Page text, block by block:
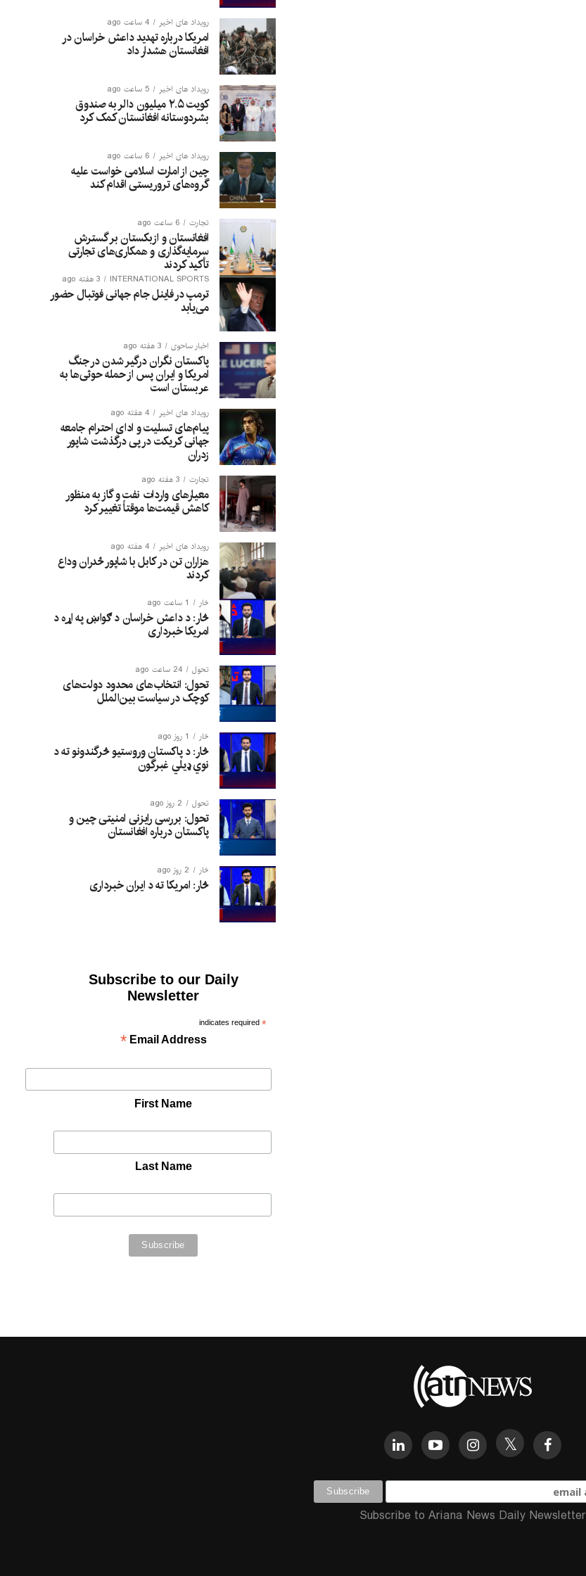
رویداد های اخیر 4 ساعت ago
امریکا درباره تهدید داعش خراسان در
افغانستان هشدار داد
رویداد های اخیر 5 ساعت ago
کویت ۲.۵ میلیون دالر به صندوق
بشردوستانه افغانستان کمک کرد
رویداد های اخیر 6 ساعت ago
چین از امارت اسلامی خواست علیه
گروه‌های تروریستی اقدام کند
تجارت 6 ساعت ago
افغانستان و ازبکستان بر گسترش
سرمایه‌گذاری و همکاری‌های تجارتی
تأکید کردند
INTERNATIONAL SPORTS 3 هفته ago
ترمپ در فاینل جام جهانی فوتبال حضور
می‌یابد
اخبار ساحوی 3 هفته ago
پاکستان نگران درگیر شدن در جنگ
امریکا و ایران پس از حمله حوثی‌ها به
عربستان است
رویداد های اخیر 4 هفته ago
پیام‌های تسلیت و ادای احترام جامعه
جهانی کریکت در پی درگذشت شاپور
زدران
تجارت 3 هفته ago
معیارهای واردات نفت و گاز به منظور
کاهش قیمت‌ها موقتاً تغییر کرد
رویداد های اخیر 4 هفته ago
هزاران تن در کابل با شاپور ځدران وداع
کردند
څار 1 ساعت ago
څار: د داعش خراسان د ګواښ په اړه د
امریکا خبرداری
تحول 24 ساعت ago
تحول: انتخاب‌های محدود دولت‌های
کوچک در سیاست بین‌الملل
څار 1 روز ago
څار: د پاکستان وروستیو څرگندونو ته د
نوي ډیلي غبرگون
تحول 2 روز ago
تحول: بررسی رایزنی امنیتی چین و
پاکستان درباره افغانستان
څار 2 روز ago
څار: امریکا ته د ایران خبرداری
Subscribe to our Daily
Newsletter
*
indicates required
Email Address
*
First Name
Last Name
Subscribe to Ariana News Daily Newsletter